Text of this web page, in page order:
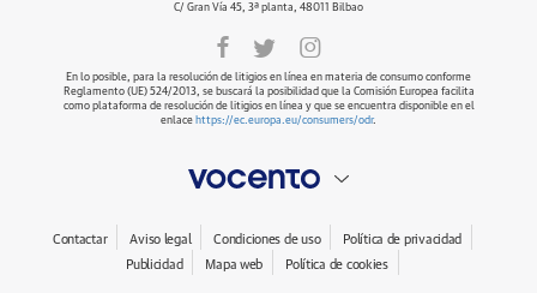
C/ Gran Vía 45, 3ª planta, 48011 Bilbao
En lo posible, para la resolución de litigios en línea en materia de consumo conforme
Reglamento (UE) 524/2013, se buscará la posibilidad que la Comisión Europea facilita
como plataforma de resolución de litigios en línea y que se encuentra disponible en el
enlace https://ec.europa.eu/consumers/odr.
Contactar Aviso legal Condiciones de uso
Política de privacidad
Publicidad
Mapa web Política de cookies